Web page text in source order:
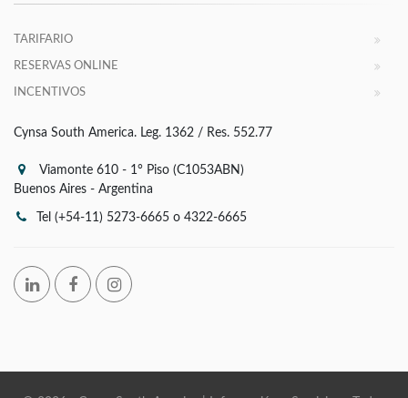
TARIFARIO
RESERVAS ONLINE
INCENTIVOS
Cynsa South America. Leg. 1362 / Res. 552.77
Viamonte 610 - 1° Piso (C1053ABN)
Buenos Aires - Argentina
Tel (+54-11) 5273-6665 o 4322-6665